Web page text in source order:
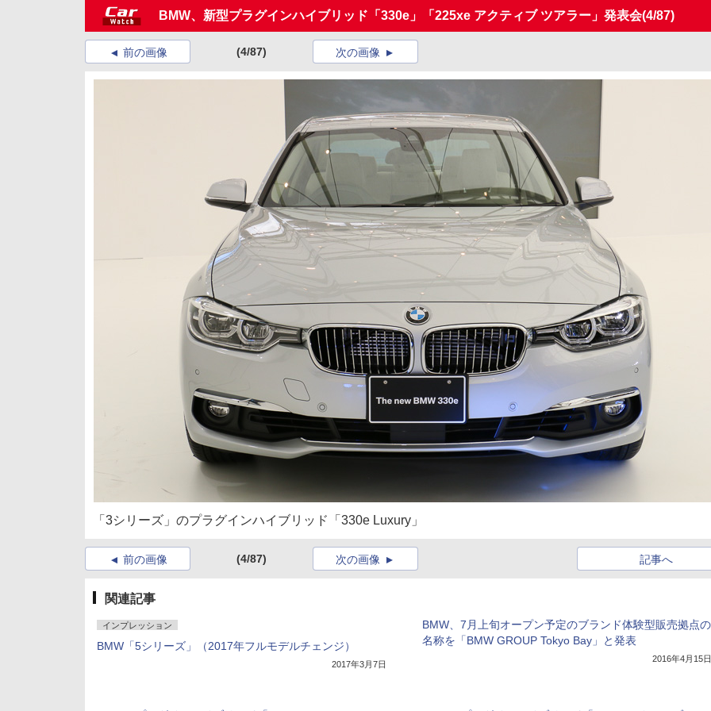
BMW、新型プラグインハイブリッド「330e」「225xe アクティブ ツアラー」発表会(4/87)
前の画像 (4/87) 次の画像
「3シリーズ」のプラグインハイブリッド「330e Luxury」
前の画像 (4/87) 記事へ
次の画像
関連記事
インプレッション
BMW「5シリーズ」（2017年フルモデルチェンジ）
2017年3月7日
BMW、7月上旬オープン予定のブランド体験型販売拠点の
名称を「BMW GROUP Tokyo Bay」と発表
2016年4月15日